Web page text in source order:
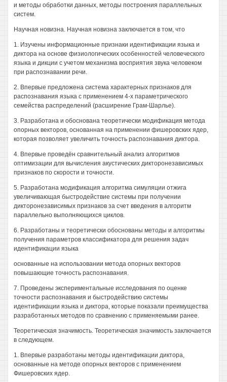
и методы обработки данных, методы построения параллельных
систем.
Научная новизна. Научная новизна заключается в том, что
1. Изучены информационные признаки идентификации языка и
диктора на основе физиологических особенностей человеческого
языка и дикции с учетом механизма восприятия звука человеком
при распознавании речи.
2. Впервые предложена система характерных признаков для
распознавания языка с применением 4-х параметрического
семейства распределений (расширение Грам-Шарлье).
3. Разработана и обоснована теоретически модификация метода
опорных векторов, основанная на применении фишеровских ядер,
которая позволяет увеличить точность распознавания диктора.
4. Впервые проведён сравнительный анализ алгоритмов
оптимизации для вычисления акустических дикторонезависимых
признаков по скорости и точности.
5. Разработана модификация алгоритма симуляции отжига
увеличивающая быстродействие системы при получении
дикторонезависимых признаков за счет введения в алгоритм
параллельно выполняющихся циклов.
6. Разработаны и теоретически обоснованы методы и алгоритмы
получения параметров классификатора для решения задач
идентификации языка
основанные на использовании метода опорных векторов
повышающие точность распознавания.
7. Проведены экспериментальные исследования по оценке
точности распознавания и быстродействию системы
идентификации языка и диктора, которые показали преимущества
разработанных методов по сравнению с применяемыми ранее.
Теоретическая значимость. Теоретическая значимость заключается
в следующем.
1. Впервые разработаны методы идентификации диктора,
основанные на методе опорных векторов с применением
Фишеровских ядер.